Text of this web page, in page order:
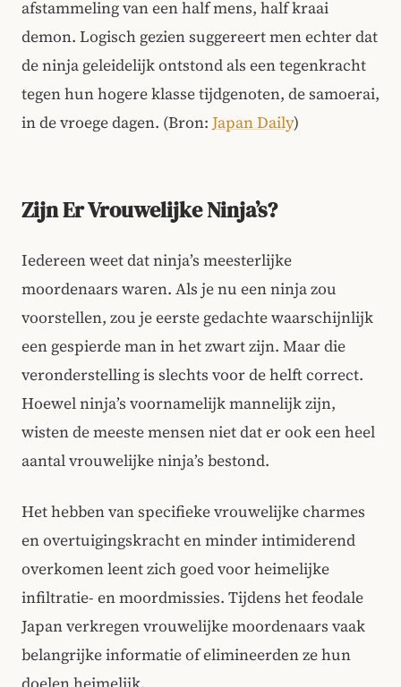
afstammeling van een half mens, half kraai
demon. Logisch gezien suggereert men echter dat
de ninja geleidelijk ontstond als een tegenkracht
tegen hun hogere klasse tijdgenoten, de samoerai,
in de vroege dagen. (Bron: Japan Daily)
Zijn Er Vrouwelijke Ninja’s?
Iedereen weet dat ninja’s meesterlijke
moordenaars waren. Als je nu een ninja zou
voorstellen, zou je eerste gedachte waarschijnlijk
een gespierde man in het zwart zijn. Maar die
veronderstelling is slechts voor de helft correct.
Hoewel ninja’s voornamelijk mannelijk zijn,
wisten de meeste mensen niet dat er ook een heel
aantal vrouwelijke ninja’s bestond.
Het hebben van specifieke vrouwelijke charmes
en overtuigingskracht en minder intimiderend
overkomen leent zich goed voor heimelijke
infiltratie- en moordmissies. Tijdens het feodale
Japan verkregen vrouwelijke moordenaars vaak
belangrijke informatie of elimineerden ze hun